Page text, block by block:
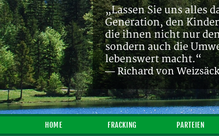
„Lassen Sie uns alles
Generation, den
die ihnen nicht nur
sondern auch die
lebenswert macht.“
— Richard von
HOME FRACKING PARTEIEN